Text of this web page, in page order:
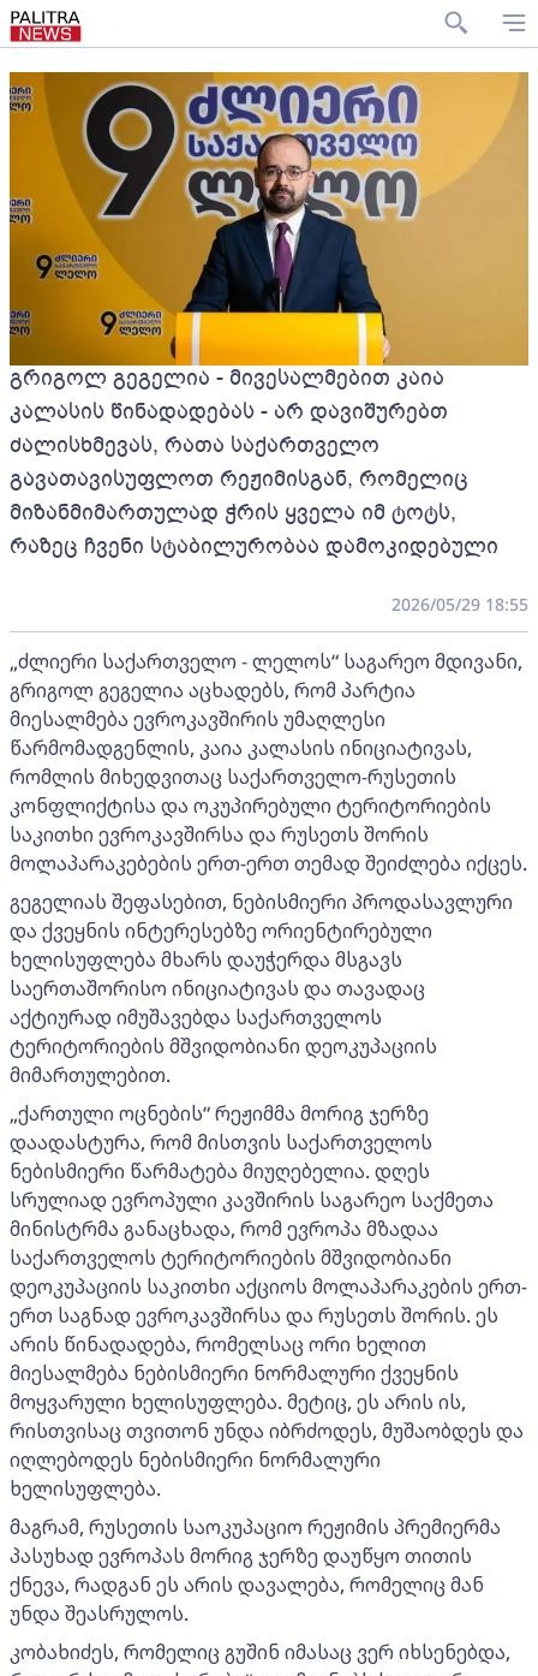
გრიგოლ გეგელია - მივესალმებით კაია
კალასის წინადადებას - არ დავიშურებთ
ძალისხმევას, რათა საქართველო
გავათავისუფლოთ რეჟიმისგან, რომელიც
მიზანმიმართულად ჭრის ყველა იმ ტოტს,
რაზეც ჩვენი სტაბილურობაა დამოკიდებული
2026/05/29 18:55
„ძლიერი საქართველო - ლელოს“ საგარეო მდივანი,
გრიგოლ გეგელია აცხადებს, რომ პარტია
მიესალმება ევროკავშირის უმაღლესი
წარმომადგენლის, კაია კალასის ინიციატივას,
რომლის მიხედვითაც საქართველო-რუსეთის
კონფლიქტისა და ოკუპირებული ტერიტორიების
საკითხი ევროკავშირსა და რუსეთს შორის
მოლაპარაკებების ერთ-ერთ თემად შეიძლება იქცეს.
გეგელიას შეფასებით, ნებისმიერი პროდასავლური
და ქვეყნის ინტერესებზე ორიენტირებული
ხელისუფლება მხარს დაუჭერდა მსგავს
საერთაშორისო ინიციატივას და თავადაც
აქტიურად იმუშავებდა საქართველოს
ტერიტორიების მშვიდობიანი დეოკუპაციის
მიმართულებით.
„ქართული ოცნების“ რეჟიმმა მორიგ ჯერზე
დაადასტურა, რომ მისთვის საქართველოს
ნებისმიერი წარმატება მიუღებელია. დღეს
სრულიად ევროპული კავშირის საგარეო საქმეთა
მინისტრმა განაცხადა, რომ ევროპა მზადაა
საქართველოს ტერიტორიების მშვიდობიანი
დეოკუპაციის საკითხი აქციოს მოლაპარაკების ერთ-
ერთ საგნად ევროკავშირსა და რუსეთს შორის. ეს
არის წინადადება, რომელსაც ორი ხელით
მიესალმება ნებისმიერი ნორმალური ქვეყნის
მოყვარული ხელისუფლება. მეტიც, ეს არის ის,
რისთვისაც თვითონ უნდა იბრძოდეს, მუშაობდეს და
იღლებოდეს ნებისმიერი ნორმალური
ხელისუფლება.
მაგრამ, რუსეთის საოკუპაციო რეჟიმის პრემიერმა
პასუხად ევროპას მორიგ ჯერზე დაუწყო თითის
ქნევა, რადგან ეს არის დავალება, რომელიც მან
უნდა შეასრულოს.
კობახიძეს, რომელიც გუშინ იმასაც ვერ იხსენებდა,